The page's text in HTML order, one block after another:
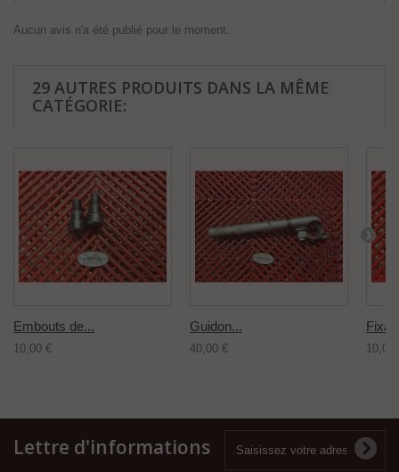
Aucun avis n'a été publié pour le moment.
29 AUTRES PRODUITS DANS LA MÊME
CATÉGORIE:
Embouts de...
10,00 €
Guidon...
40,00 € 10,00
Lettre d'informations